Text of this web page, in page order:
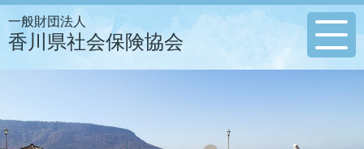
一般財団法人
香川県社会保険協会